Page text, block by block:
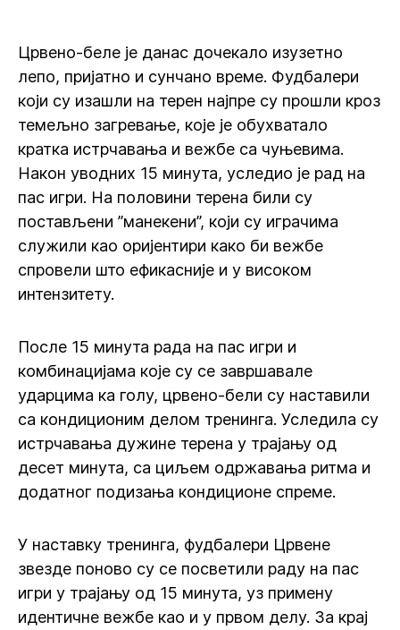
Црвено-беле је данас дочекало изузетно
лепо, пријатно и сунчано време. Фудбалери
који су изашли на терен најпре су прошли кроз
темељно загревање, које је обухватало
кратка истрчавања и вежбе са чуњевима.
Након уводних 15 минута, уследио је рад на
пас игри. На половини терена били су
постављени ”манекени”, који су играчима
служили као оријентири како би вежбе
спровели што ефикасније и у високом
интензитету.
После 15 минута рада на пас игри и
комбинацијама које су се завршавале
ударцима ка голу, црвено-бели су наставили
са кондиционим делом тренинга. Уследила су
истрчавања дужине терена у трајању од
десет минута, са циљем одржавања ритма и
додатног подизања кондиционе спреме.
У наставку тренинга, фудбалери Црвене
звезде поново су се посветили раду на пас
игри у трајању од 15 минута, уз примену
идентичне вежбе као и у првом делу. За крај